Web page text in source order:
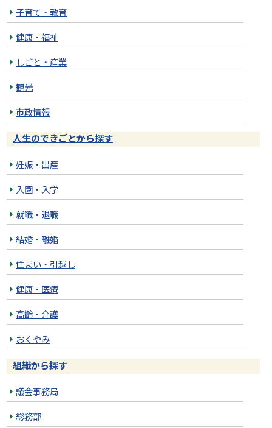
子育て・教育
健康・福祉
しごと・産業
観光
市政情報
人生のできごとから探す
妊娠・出産
入園・入学
就職・退職
結婚・離婚
住まい・引越し
健康・医療
高齢・介護
おくやみ
組織から探す
議会事務局
総務部